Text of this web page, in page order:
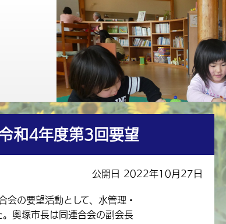
和4年度第3回要望
公開日 2022年10月27日
の要望活動として、水管理・
奥塚市長は同連合会の副会長